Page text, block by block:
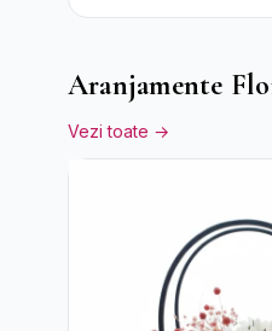
Aranjamente
Vezi toate →